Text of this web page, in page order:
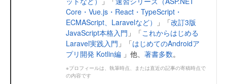
Core・Vue.js・React・TypeScript・
ECMAScript、Laravelなど）
」「改訂3版
JavaScript本格入門 」「これからはじめる
Laravel実践入門 」「はじめてのAndroidア
プリ開発 Kotlin編 」他、 著書多数。
※プロフィールは、執筆時点、または直近の記事の寄稿時点で
の内容です